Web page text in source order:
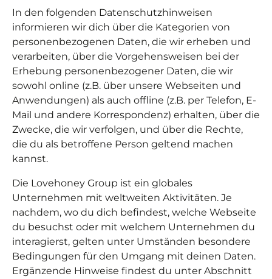
In den folgenden Datenschutzhinweisen
informieren wir dich über die Kategorien von
personenbezogenen Daten, die wir erheben und
verarbeiten, über die Vorgehensweisen bei der
Erhebung personenbezogener Daten, die wir
sowohl online (z.B. über unsere Webseiten und
Anwendungen) als auch offline (z.B. per Telefon, E-
Mail und andere Korrespondenz) erhalten, über die
Zwecke, die wir verfolgen, und über die Rechte,
die du als betroffene Person geltend machen
kannst.
Die Lovehoney Group ist ein globales
Unternehmen mit weltweiten Aktivitäten. Je
nachdem, wo du dich befindest, welche Webseite
du besuchst oder mit welchem Unternehmen du
interagierst, gelten unter Umständen besondere
Bedingungen für den Umgang mit deinen Daten.
Ergänzende Hinweise findest du unter Abschnitt